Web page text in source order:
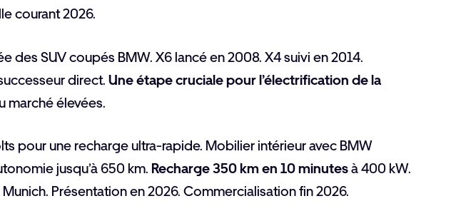
courant 2026.
des SUV coupés BMW. X6 lancé en 2008. X4 suivi en 2014.
direct. Une étape cruciale pour l’électrification de la
marché élevées.
pour une recharge ultra-rapide. Mobilier intérieur avec BMW
jusqu’à 650 km. Recharge 350 km en 10 minutesà 400 kW.
Présentation en 2026. Commercialisation fin 2026.